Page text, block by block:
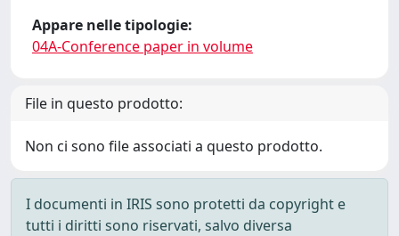
Appare nelle tipologie:
04A-Conference paper in volume
File in questo prodotto:
Non ci sono file associati a questo prodotto.
I documenti in IRIS sono protetti da copyright e
tutti i diritti sono riservati, salvo diversa